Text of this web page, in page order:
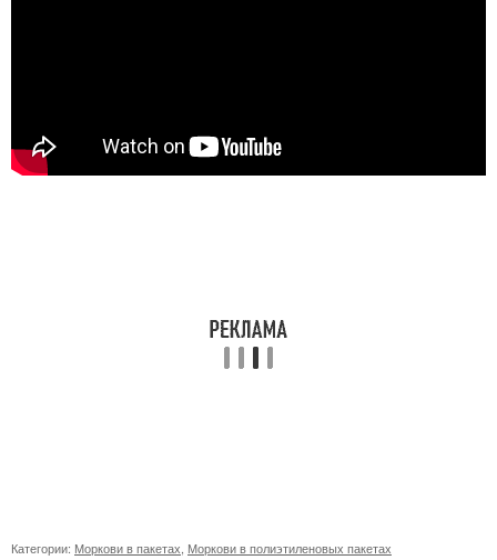
Категории: Моркови в пакетах Моркови в полиэтиленовых пакетах